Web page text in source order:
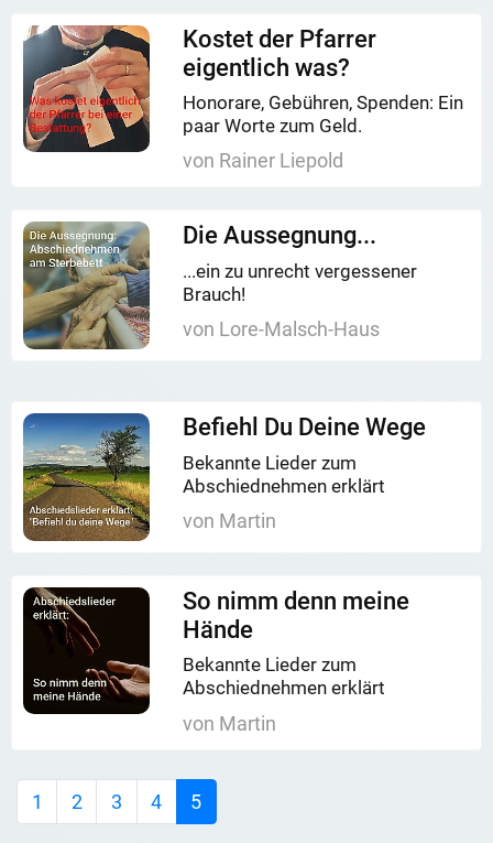
Kostet der Pfarrer
eigentlich was?
Honorare, Gebühren, Spenden: Ein
paar Worte zum Geld.
von Rainer Liepold
Die Aussegnung...
...ein zu unrecht vergessener
Brauch!
von Lore-Malsch-Haus
Befiehl Du Deine Wege
Bekannte Lieder zum
Abschiednehmen erklärt
von Martin
So nimm denn meine
Hände
Bekannte Lieder zum
Abschiednehmen erklärt
von Martin
1 First
2 3 4 5Last